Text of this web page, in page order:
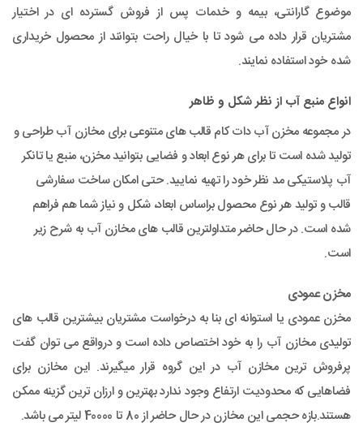
موضوع گارانتی، بیمه و خدمات پس از فروش گسترده ای در اختیار
مشتریان قرار داده می شود تا با خیال راحت بتوانند از محصول خریداری
شده خود استفاده نمایند.
انواع منبع آب از نظر شکل و ظاهر
در مجموعه مخزن آب دات کام قالب های متنوعی برای مخازن آب طراحی و
تولید شده است تا برای هر نوع ابعاد و فضایی بتوانید مخزن، منبع یا تانکر
آب پلاستیکی مد نظر خود را تهیه نمایید. حتی امکان ساخت سفارشی
قالب و تولید هر نوع محصول براساس ابعاد، شکل و نیاز شما هم فراهم
شده است. در حال حاضر متداولترین قالب های مخازن آب به شرح زیر
است.
مخزن عمودی
مخزن عمودی یا استوانه ای بنا به درخواست مشتریان بیشترین قالب های
تولیدی مخازن آب را به خود اختصاص داده است و درواقع می توان گفت
پرفروش ترین مخازن آب در این گروه قرار میگیرند. این مخازن برای
فضاهایی که محدودیت ارتفاع وجود ندارد بهترین و ارزان ترین گزینه ممکن
هستند.بازه حجمی این مخازن در حال حاضر از 80 تا 40000 لیتر می باشد.